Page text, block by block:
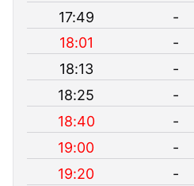
17:49
-
18:01
-
18:13
-
18:25
-
18:40
-
19:00
-
19:20
-